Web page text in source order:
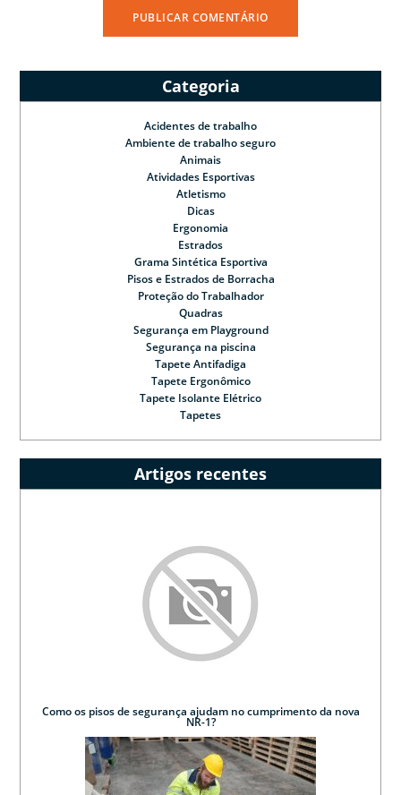
Categoria
Acidentes de trabalho
Ambiente de trabalho seguro
Animais
Atividades Esportivas
Atletismo
Dicas
Ergonomia
Estrados
Grama Sintética Esportiva
Pisos e Estrados de Borracha
Proteção do Trabalhador
Quadras
Segurança em Playground
Segurança na piscina
Tapete Antifadiga
Tapete Ergonômico
Tapete Isolante Elétrico
Tapetes
Artigos recentes
Como os pisos de segurança ajudam no cumprimento da nova
NR-1?